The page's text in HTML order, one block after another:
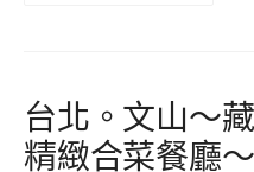
台北。文山～
精緻合菜餐廳